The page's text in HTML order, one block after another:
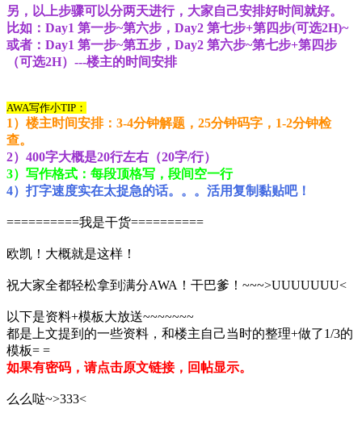
另，以上步骤可以分两天进行，大家自己安排好时间就好。
比如：Day1 第一步~第六步，Day2 第七步+第四步(可选2H)~
或者：Day1 第一步~第五步，Day2 第六步~第七步+第四步
（可选2H）---楼主的时间安排
AWA写作小TIP：
1）楼主时间安排：3-4分钟解题，25分钟码字，1-2分钟检
查。
2）400字大概是20行左右（20字/行）
3）写作格式：每段顶格写，段间空一行
4）打字速度实在太捉急的话。。。活用复制黏贴吧！
==========我是干货==========
欧凯！大概就是这样！
祝大家全都轻松拿到满分AWA！干巴爹！~~~>UUUUUUU<
以下是资料+模板大放送~~~~~~~
都是上文提到的一些资料，和楼主自己当时的整理+做了1/3的
模板= =
如果有密码，请点击原文链接，回帖显示。
么么哒~>333<